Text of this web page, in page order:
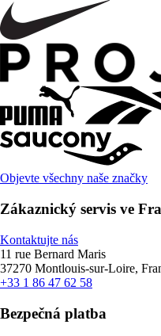
Objevte všechny naše značky
Zákaznický servis ve
Kontaktujte nás
11 rue Bernard Maris
37270 Montlouis-sur-Loire,
+33 1 86 47 62 58
Bezpečná platba